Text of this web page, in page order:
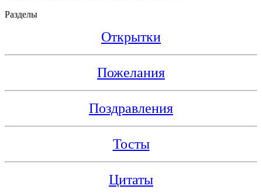
Разделы
Открытки
Пожелания
Поздравления
Тосты
Цитаты